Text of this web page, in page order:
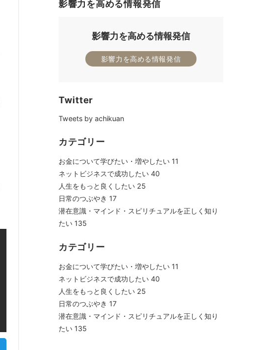
影響力を高める情報発信
影響力を高める情報発信
影響力を高める情報発信
Twitter
Tweets by achikuan
カテゴリー
お金について学びたい・増やしたい 11
ネットビジネスで成功したい 40
人生をもっと良くしたい 25
日常のつぶやき 17
潜在意識・マインド・スピリチュアルを正しく知り
たい 135
カテゴリー
お金について学びたい・増やしたい 11
ネットビジネスで成功したい 40
人生をもっと良くしたい 25
日常のつぶやき 17
潜在意識・マインド・スピリチュアルを正しく知り
たい 135